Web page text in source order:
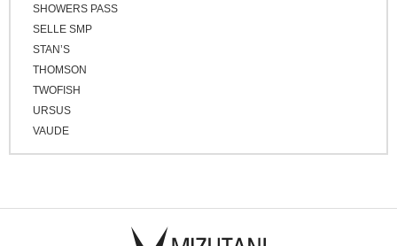
SHOWERS PASS
SELLE SMP
STAN’S
THOMSON
TWOFISH
URSUS
VAUDE